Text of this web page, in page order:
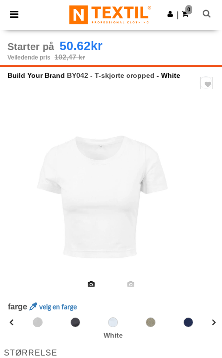
× Ntextil-app
Bedre priser i appen!
Last ned app
0
Starter på 50.62kr
Veiledende pris 102,47 kr
Build Your Brand BY042 - T-skjorte cropped - White
farge velg en farge
White
STØRRELSE